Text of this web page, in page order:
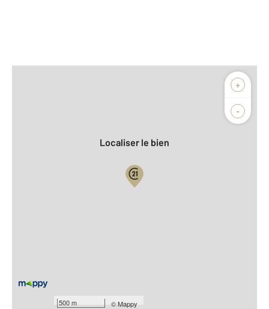
+
-
500 m ©Mappy
Localiser le bien
Type de construction : Traditionnelle
Année construction : 2012